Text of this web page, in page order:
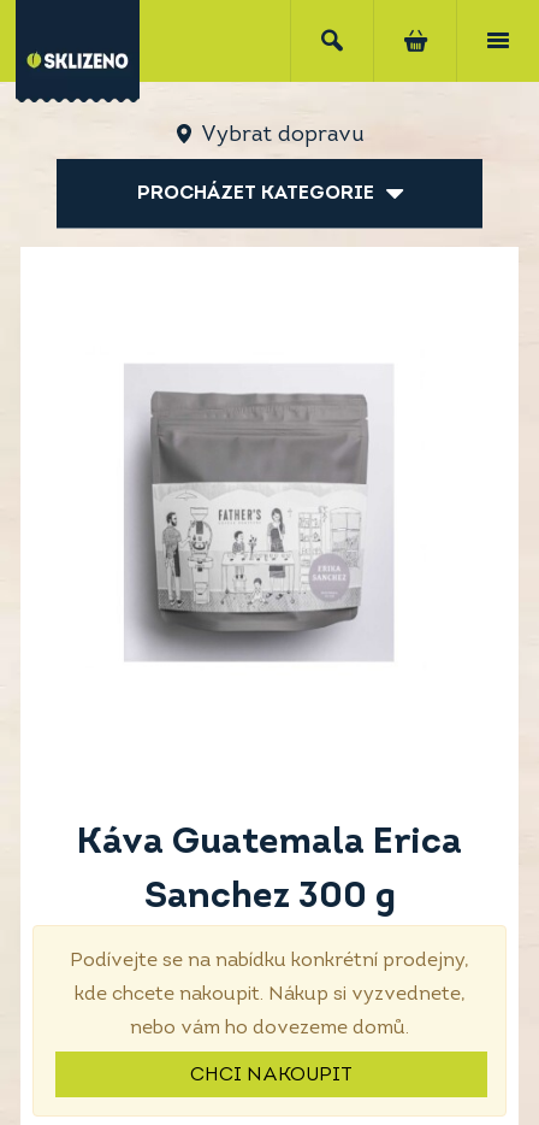
Vybrat dopravu
PROCHÁZET KATEGORIE
Káva Guatemala Erica
Sanchez 300 g
Podívejte se na nabídku konkrétní prodejny,
kde chcete nakoupit. Nákup si vyzvednete,
nebo vám ho dovezeme domů.
CHCI NAKOUPIT